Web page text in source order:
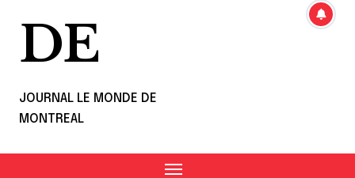
DE
JOURNAL LE MONDE DE
MONTREAL